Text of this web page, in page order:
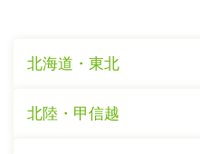
北海道・東北
北陸・甲信越